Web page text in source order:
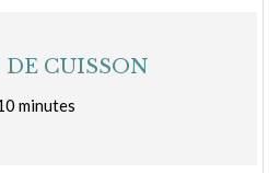
DE CUISSON
minutes